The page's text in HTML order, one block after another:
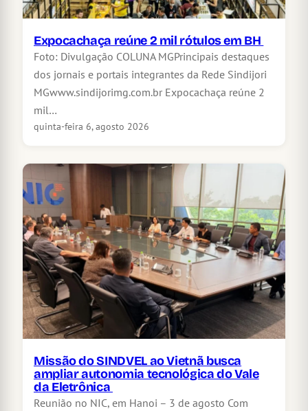
Expocachaça reúne 2 mil rótulos em BH
Foto: Divulgação COLUNA MGPrincipais destaques
dos jornais e portais integrantes da Rede Sindijori
MGwww.sindijorimg.com.br Expocachaça reúne 2
mil…
quinta-feira 6, agosto 2026
Missão do SINDVEL ao Vietnã busca
ampliar autonomia tecnológica do Vale
da Eletrônica
Reunião no NIC, em Hanoi – 3 de agosto Com